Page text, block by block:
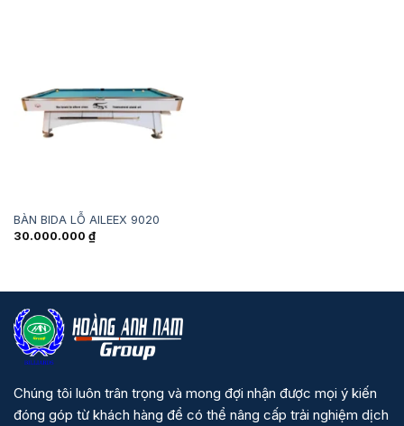
BÀN BIDA LỖ AILEEX 9020
30.000.000 ₫
Chúng tôi luôn trân trọng và mong đợi nhận được mọi ý kiến
đóng góp từ khách hàng để có thể nâng cấp trải nghiệm dịch